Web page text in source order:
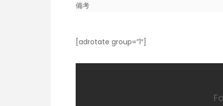
備考
[adrotate group=”1″]